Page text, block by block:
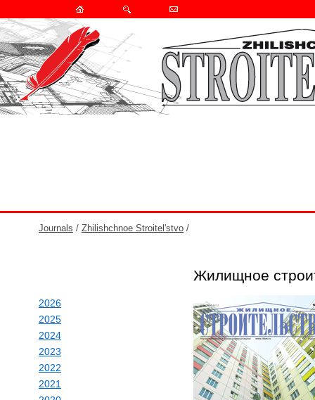
Journals / Zhilishchnoe Stroitel'stvo /
Жилищное
2026
2025
2024
2023
2022
2021